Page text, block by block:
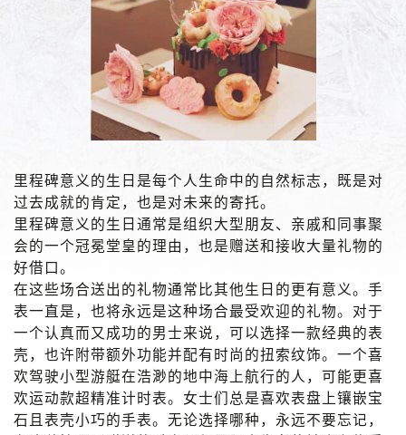
里程碑意义的生日是每个人生命中的自然标志，既是对
过去成就的肯定，也是对未来的寄托。
里程碑意义的生日通常是组织大型朋友、亲戚和同事聚
会的一个冠冕堂皇的理由，也是赠送和接收大量礼物的
好借口。
在这些场合送出的礼物通常比其他生日的更有意义。手
表一直是，也将永远是这种场合最受欢迎的礼物。对于
一个认真而又成功的男士来说，可以选择一款经典的表
壳，也许附带额外功能并配有时尚的扭索纹饰。一个喜
欢驾驶小型游艇在浩渺的地中海上航行的人，可能更喜
欢运动款超精准计时表。女士们总是喜欢表盘上镶嵌宝
石且表壳小巧的手表。无论选择哪种，永远不要忘记，